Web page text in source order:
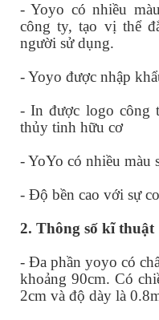
- Yoyo có nhiều
công ty, tạo vị thể
người sử dụng.
- Yoyo được nhập
- In được logo công
thủy tinh hữu cơ
- YoYo có nhiều màu
- Độ bền cao với sự
2. Thông số kĩ thuật
- Đa phần yoyo có
khoảng 90cm. Có
2cm và độ dày là